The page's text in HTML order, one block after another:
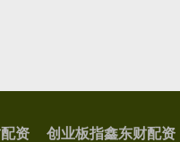
资 创业板指鑫东财配资